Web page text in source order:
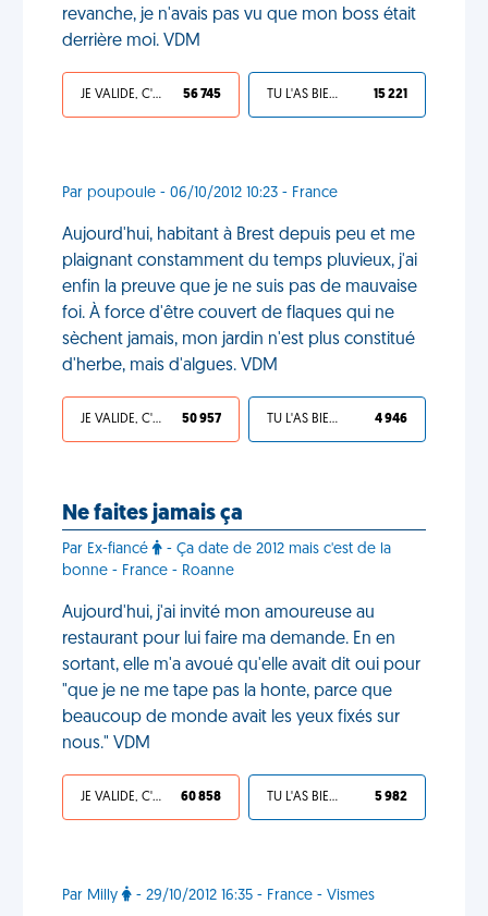
revanche, je n'avais pas vu que mon boss était
derrière moi. VDM
JE VALIDE, C'EST UNE VDM 56 745 TU L'AS BIEN MÉRITÉ 15 221
Par poupoule - 06/10/2012 10:23 - France
Aujourd'hui, habitant à Brest depuis peu et me
plaignant constamment du temps pluvieux, j'ai
enfin la preuve que je ne suis pas de mauvaise
foi. À force d'être couvert de flaques qui ne
sèchent jamais, mon jardin n'est plus constitué
d'herbe, mais d'algues. VDM
JE VALIDE, C'EST UNE VDM 50 957 TU L'AS BIEN MÉRITÉ 4 946
Ne faites jamais ça
Par Ex-fiancé
- Ça date de 2012 mais c'est de la
bonne - France - Roanne
Aujourd'hui, j'ai invité mon amoureuse au
restaurant pour lui faire ma demande. En en
sortant, elle m'a avoué qu'elle avait dit oui pour
"que je ne me tape pas la honte, parce que
beaucoup de monde avait les yeux fixés sur
nous." VDM
JE VALIDE, C'EST UNE VDM 60 858 TU L'AS BIEN MÉRITÉ 5 982
Par Milly - 29/10/2012 16:35 - France - Vismes